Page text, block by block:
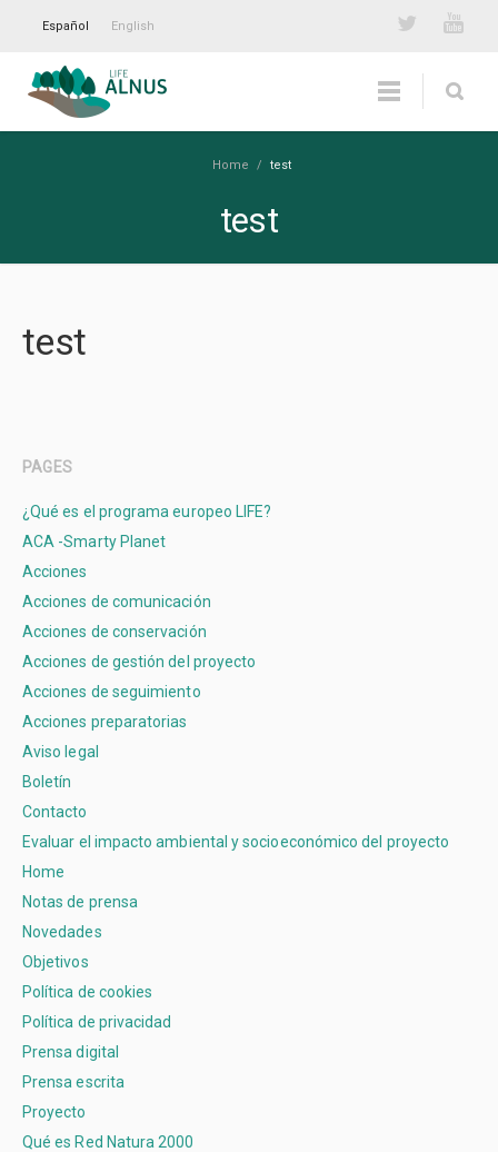
Español English
Home / test
test
test
PAGES
¿Qué es el programa europeo LIFE?
ACA -Smarty Planet
Acciones
Acciones de comunicación
Acciones de conservación
Acciones de gestión del proyecto
Acciones de seguimiento
Acciones preparatorias
Aviso legal
Boletín
Contacto
Evaluar el impacto ambiental y socioeconómico del proyecto
Home
Notas de prensa
Novedades
Objetivos
Política de cookies
Política de privacidad
Prensa digital
Prensa escrita
Proyecto
Qué es Red Natura 2000